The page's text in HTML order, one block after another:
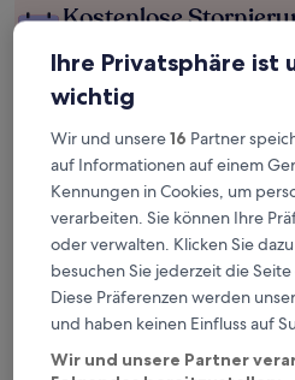
Kostenlose
Planänderungen
Verdiene Prämien für
wahrgenommene
Mehr sparen mit
Überprüfe die Preise für
14. Aug. - 16. Aug.
Ihre Privatsphäre ist
wichtig
Wir und unsere16 Partner
auf Informationen auf einem
Kennungen in Cookies, um
verarbeiten. Sie können Ihre
oder verwalten. Klicken Sie
besuchen Sie jederzeit die
Diese Präferenzen werden
und haben keinen Einfluss auf
Wir und unsere Partner